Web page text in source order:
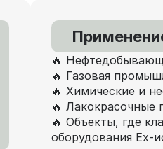
🔥
🔥 Газовая
🔥 Химические и
🔥
🔥 Объекты, где
оборудования Ex-